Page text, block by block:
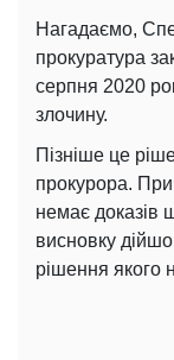
Нагадаємо,
прокуратура
серпня 2020
злочину.
Пізніше це
прокурора.
немає доказів
висновку
рішення якого